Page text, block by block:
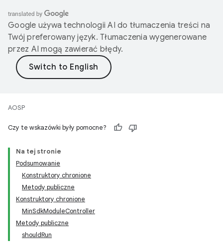
Google używa technologii AI do tłumaczenia treści na
Twój preferowany język. Tłumaczenia wygenerowane
przez AI mogą zawierać błędy.
AOSP
Czy te wskazówki były pomocne?
Na tej stronie
Podsumowanie
Konstruktory chronione
Metody publiczne
Konstruktory chronione
MinSdkModuleController
Metody publiczne
shouldRun